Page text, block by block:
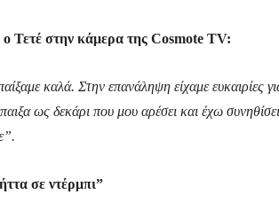
Τετέ στην κάμερα της Cosmote TV:
καλά. Στην επανάληψη είχαμε ευκαιρίες
ως δεκάρι που μου αρέσει και έχω
σε ντέρμπι”